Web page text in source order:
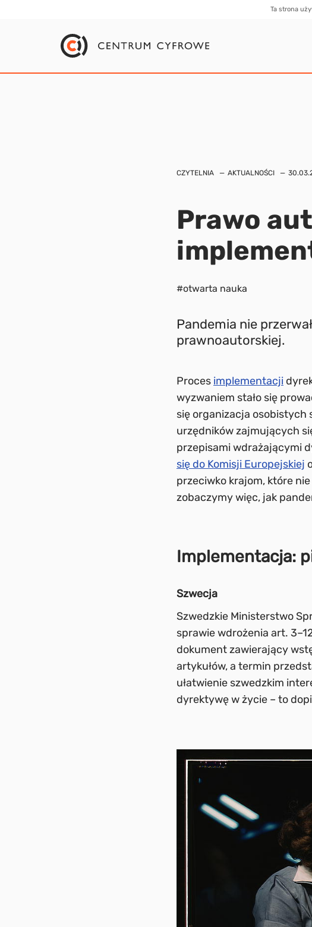
Ta strona
CZYTELNIA AKTUALNOŚCI
Prawo
#otwarta nauka
Pandemia nie
prawnoautorskiej.
Proces implementacji
wyzwaniem stało się
się organizacja
urzędników zajmujących
przepisami wdrażającymi
się do Komisji Europejskiej
przeciwko krajom, które
zobaczymy więc, jak
Implementacja:
Szwecja
Szwedzkie Ministerstwo
sprawie wdrożenia art.
dokument zawierający
artykułów, a termin
ułatwienie szwedzkim
dyrektywę w życie – to